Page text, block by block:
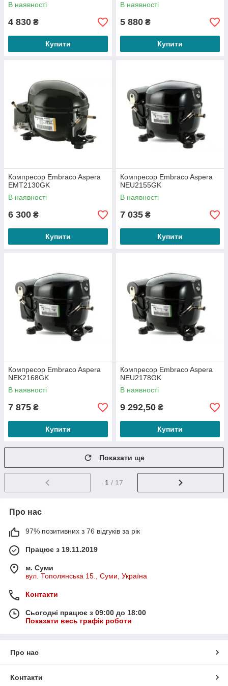
В наявності
4 830 ₴
Купити
В наявності
5 880 ₴
Купити
Компресор Embraco Aspera
EMT2130GK
В наявності
6 300 ₴
Купити
Компресор Embraco Aspera
NEU2155GK
В наявності
7 035 ₴
Купити
Компресор Embraco Aspera
NEK2168GK
В наявності
7 875 ₴
Купити
Компресор Embraco Aspera
NEU2178GK
В наявності
9 292,50 ₴
Купити
Показати ще
1 / 17
Про нас
97% позитивних з 76 відгуків за рік
Працює з 19.11.2019
м. Суми
вул. Тополянська 15., Суми, Україна
Контакти
Сьогодні працює з 09:00 до 18:00
Показати весь графік роботи
Про нас
Контакти